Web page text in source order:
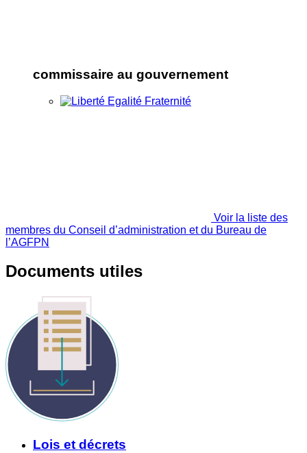
commissaire au gouvernement
Voir la liste des
membres du Conseil d’administration et du Bureau de
l’AGFPN
Documents utiles
Lois et décrets